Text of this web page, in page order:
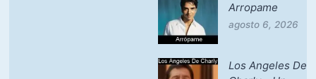
Arropame
agosto 6, 2026
Los Angeles De